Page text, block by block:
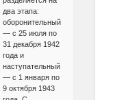
два этапа:
оборонительный
— с 25 июля по
31 декабря 1942
года и
наступательный
— с 1 января по
9 октября 1943